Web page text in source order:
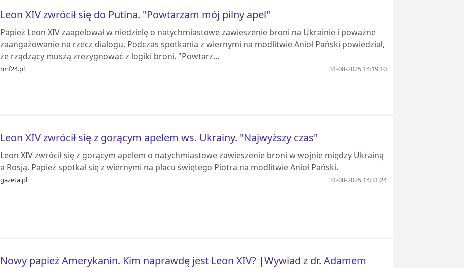
Leon XIV zwrócił się do Putina. "Powtarzam mój pilny apel"
​Papież Leon XIV zaapelował w niedzielę o natychmiastowe zawieszenie broni na Ukrainie i poważne
zaangażowanie na rzecz dialogu. Podczas spotkania z wiernymi na modlitwie Anioł Pański powiedział,
że rządzący muszą zrezygnować z logiki broni. "Powtarz...
rmf24.pl 31-08-2025 14:19:10
Leon XIV zwrócił się z gorącym apelem ws. Ukrainy. "Najwyższy czas"
Leon XIV zwrócił się z gorącym apelem o natychmiastowe zawieszenie broni w wojnie między Ukrainą
a Rosją. Papież spotkał się z wiernymi na placu świętego Piotra na modlitwie Anioł Pański.
gazeta.pl 31-08-2025 14:31:24
Nowy papież Amerykanin. Kim naprawdę jest Leon XIV? |Wywiad z dr. Adamem